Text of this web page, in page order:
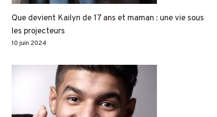
Que devient Kailyn de 17 ans et maman : une vie sous
les projecteurs
10 juin 2024